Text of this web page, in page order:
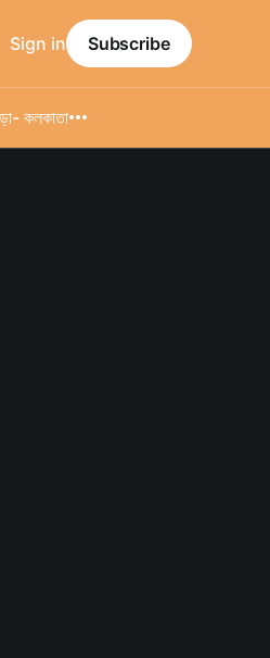
- কলকাতা
Sign in Subscribe